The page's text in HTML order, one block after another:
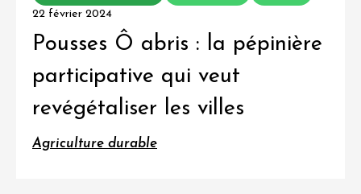
22 février 2024
Pousses Ô abris : la pépinière
participative qui veut
revégétaliser les villes
Agriculture durable